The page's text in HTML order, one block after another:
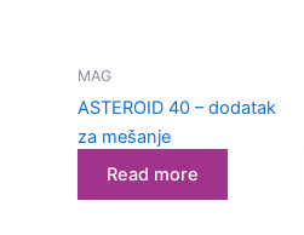
MAG
ASTEROID 40 – dodatak
za mešanje
Read more